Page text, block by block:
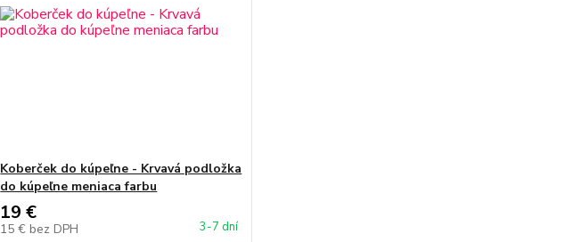
Koberček do kúpeľne - Krvavá podložka
do kúpeľne meniaca farbu
19 €
15 € bez DPH 3-7 dní